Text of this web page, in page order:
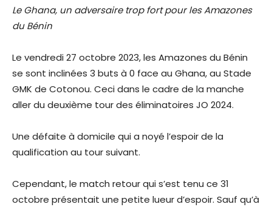
Le Ghana, un adversaire trop fort pour les Amazones
du Bénin
Le vendredi 27 octobre 2023, les Amazones du Bénin
se sont inclinées 3 buts à 0 face au Ghana, au Stade
GMK de Cotonou. Ceci dans le cadre de la manche
aller du deuxième tour des éliminatoires JO 2024.
Une défaite à domicile qui a noyé l’espoir de la
qualification au tour suivant.
Cependant, le match retour qui s’est tenu ce 31
octobre présentait une petite lueur d’espoir. Sauf qu’à